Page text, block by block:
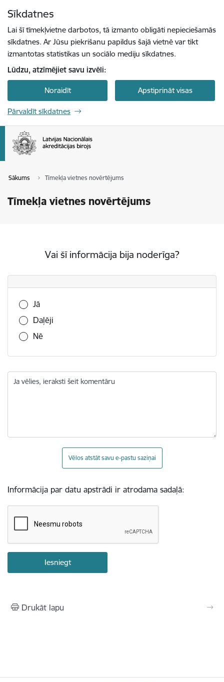
Sīkdatnes
Lai šī tīmekļvietne darbotos, tā izmanto obligāti nepieciešamās
sīkdatnes. Ar Jūsu piekrišanu papildus šajā vietnē var tikt
izmantotas statistikas un sociālo mediju sīkdatnes.
Lūdzu, atzīmējiet savu izvēli:
Noraidīt Apstiprināt visas
Pārvaldīt sīkdatnes
Sākums Tīmekļa vietnes novērtējums
Tīmekļa vietnes novērtējums
Vai šī informācija bija noderīga?
Vai šī informācija bija noderīga?
Jā
Daļēji
Nē
Ja vēlies, ieraksti šeit komentāru
Vēlos atstāt savu e-pastu saziņai
Informācija par datu apstrādi ir atrodama sadaļā:
Drukāt lapu